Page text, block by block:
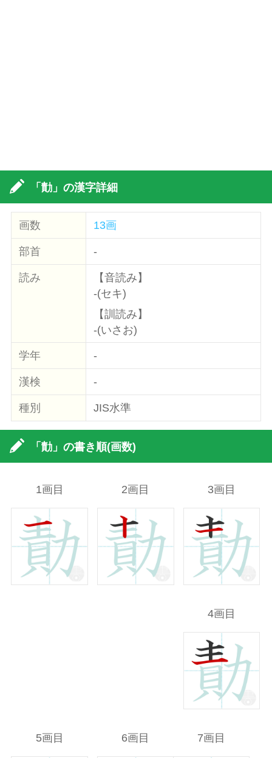
「勣」の漢字詳細
画数 13画
部首 -
読み
【音読み】
-(セキ)
【訓読み】
-(いさお)
学年 -
漢検 -
種別 JIS水準
「勣」の書き順(画数)
1画目 2画目 3画目
4画目
5画目 6画目 7画目